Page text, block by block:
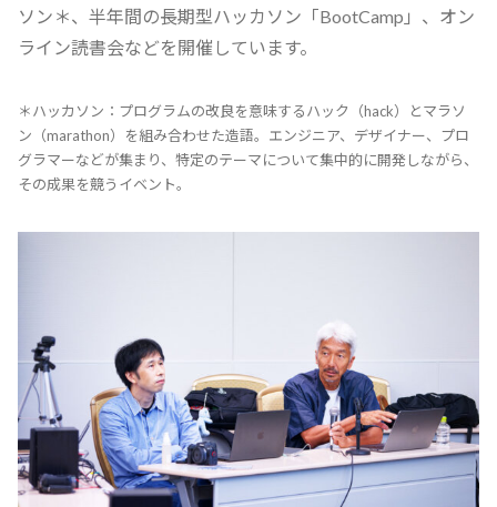
ソン＊、半年間の長期型ハッカソン「BootCamp」、オン
ライン読書会などを開催しています。
＊ハッカソン：プログラムの改良を意味するハック（hack）とマラソ
ン（marathon）を組み合わせた造語。エンジニア、デザイナー、プロ
グラマーなどが集まり、特定のテーマについて集中的に開発しながら、
その成果を競うイベント。